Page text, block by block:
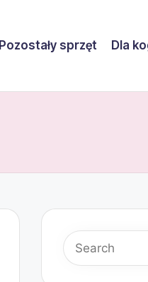
Pozostały sprzęt Dla